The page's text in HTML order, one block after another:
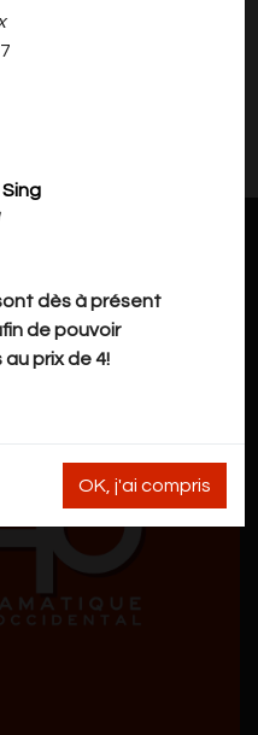
dès à présent
de pouvoir
prix de 4!
OK, j'ai compris
pour l'instant.
plus tard.